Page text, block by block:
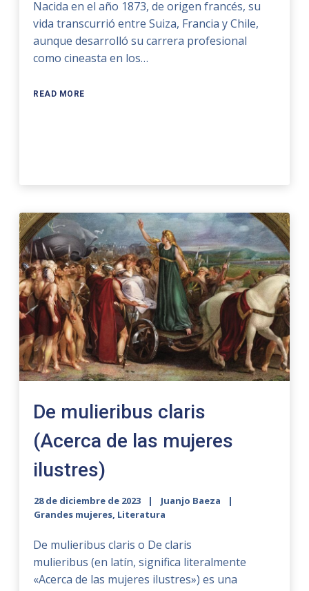
Nacida en el año 1873, de origen francés, su
vida transcurrió entre Suiza, Francia y Chile,
aunque desarrolló su carrera profesional
como cineasta en los…
READ MORE
De mulieribus claris
(Acerca de las mujeres
ilustres)
28 de diciembre de 2023
Juanjo Baeza
Grandes mujeres, Literatura
De mulieribus claris o De claris
mulieribus (en latín, significa literalmente
«Acerca de las mujeres ilustres») es una